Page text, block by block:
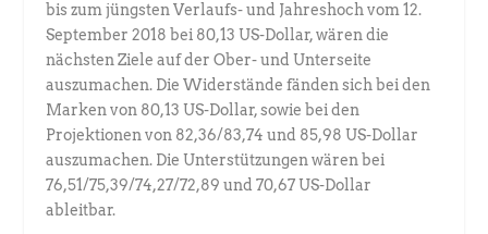
bis zum jüngsten Verlaufs- und Jahreshoch vom 12.
September 2018 bei 80,13 US-Dollar, wären die
nächsten Ziele auf der Ober- und Unterseite
auszumachen. Die Widerstände fänden sich bei den
Marken von 80,13 US-Dollar, sowie bei den
Projektionen von 82,36/83,74 und 85,98 US-Dollar
auszumachen. Die Unterstützungen wären bei
76,51/75,39/74,27/72,89 und 70,67 US-Dollar
ableitbar.